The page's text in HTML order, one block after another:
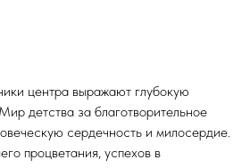
центра выражают глубокую
детства за благотворительное
сердечность и милосердие.
процветания, успехов в